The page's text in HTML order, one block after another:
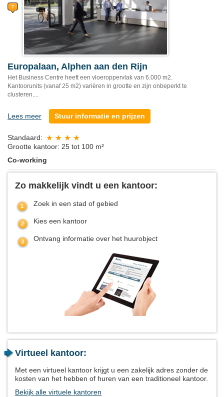
Europalaan, Alphen aan den Rijn
Het Business Centre heeft een vloeroppervlak van 6.000 m2.
Kantoorunits (vanaf 25 m2) variëren in grootte en zijn onbeperkt te
clusteren....
Lees meer Stuur informatie en prijzen
Standaard:
Grootte kantoor: 25 tot 100 m²
Co-working
Zo makkelijk vindt u een kantoor:
Zoek in een stad of gebied
Kies een kantoor
Ontvang informatie over het huurobject
Virtueel kantoor:
Met een virtueel kantoor krijgt u een zakelijk adres zonder de
kosten van het hebben of huren van een traditioneel kantoor.
Bekijk alle virtuele kantoren